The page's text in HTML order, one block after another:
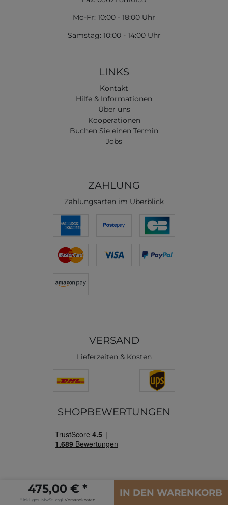
475,00 € *
* inkl. ges. MwSt. zzgl. Versandkosten
IN DEN WARENKORB
Mo-Fr: 10:00 - 18:00 Uhr
Samstag: 10:00 - 14:00 Uhr
LINKS
Kontakt
Hilfe & Informationen
Über uns
Kooperationen
Buchen Sie einen Termin
Jobs
ZAHLUNG
Zahlungsarten im Überblick
VERSAND
Lieferzeiten & Kosten
SHOPBEWERTUNGEN